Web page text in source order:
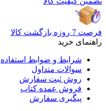
فرصت 7 روزه بازگشت کالا
راهنمای خرید
شرایط و ضوابط استفاده
سوالات متداول
روش ثبت سفارش
فروش عمده کتاب
پیگیری سفارش